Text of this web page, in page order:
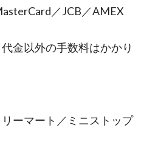
／JCB／AMEX
金以外の手数料はかかり
ーマート／ミニストップ